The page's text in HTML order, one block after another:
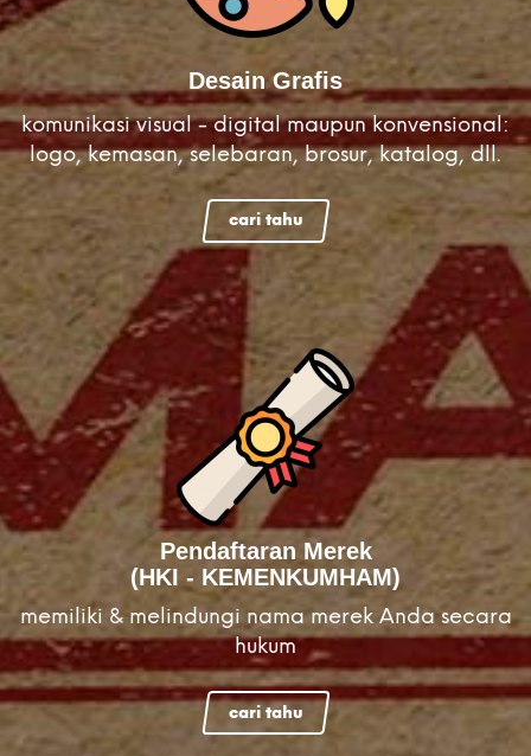
Desain Grafis
komunikasi visual - digital maupun konvensional:
logo, kemasan, selebaran, brosur, katalog, dll.
cari tahu
Pendaftaran Merek
(HKI - KEMENKUMHAM)
memiliki & melindungi nama merek Anda secara
hukum
cari tahu